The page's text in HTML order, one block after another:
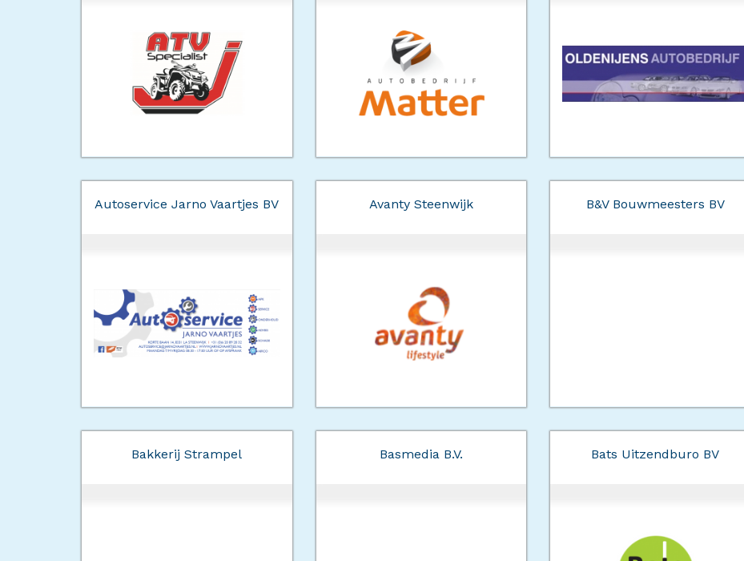
Autoservice Jarno Vaartjes BV Avanty Steenwijk B&V Bouwmeesters BV
Bakkerij Strampel Basmedia B.V. Bats Uitzendburo BV